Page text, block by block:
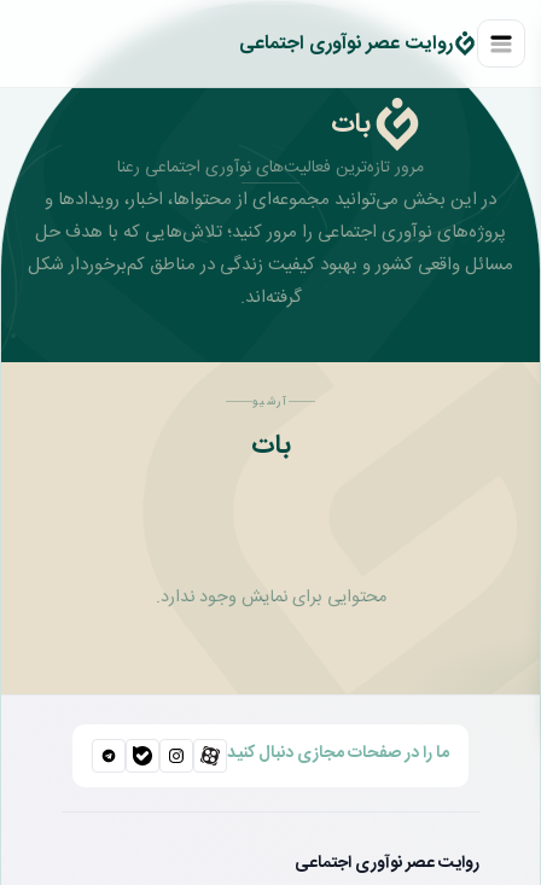
روايت عصر نوآوری اجتماعی
بات
مرور تازه‌ترین فعالیت‌های نوآوری اجتماعی رعنا
در این بخش می‌توانید مجموعه‌ای از محتواها، اخبار، رویدادها و
پروژه‌های نوآوری اجتماعی را مرور کنید؛ تلاش‌هایی که با هدف حل
مسائل واقعی کشور و بهبود کیفیت زندگی در مناطق کم‌برخوردار شکل
گرفته‌اند.
آرشیو
بات
محتوایی برای نمایش وجود ندارد.
ما را در صفحات مجازی دنبال کنید
روایت عصر نوآوری اجتماعی